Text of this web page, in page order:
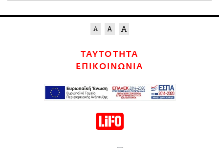
ΤΑΥΤΟΤΗΤΑ
ΕΠΙΚΟΙΝΩΝΙΑ